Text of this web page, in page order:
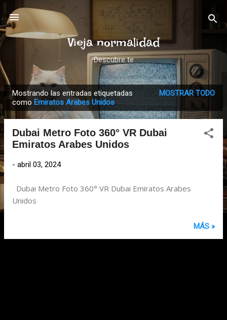
Ir al contenido principal
Vieja normalidad
Descubre te
E
n
Mostrando las entradas etiquetadas
como Emiratos Arabes Unidos
MOSTRAR TODO
Dubai Metro Foto 360° VR Dubai
Emiratos Arabes Unidos
- abril 03, 2024
Dubai Metro Foto 360° VR Dubai Emiratos Arabes
Unidos
MÁS »